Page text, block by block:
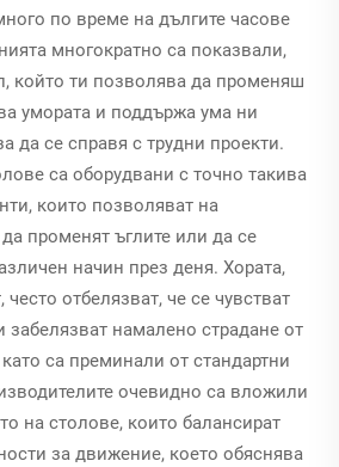
по време на дългите часове
многократно са показвали,
който ти позволява да променяш
умората и поддържа ума ни
да се справя с трудни проекти.
са оборудвани с точно такива
които позволяват на
променят ъглите или да се
начин през деня. Хората,
често отбелязват, че се чувстват
забелязват намалено страдане от
са преминали от стандартни
очевидно са вложили
на столове, които балансират
за движение, което обяснява